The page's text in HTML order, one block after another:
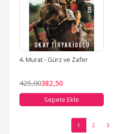
4. Murat - Gürz ve Zafer
425,00382,50
Sepete Ekle
1 2 3